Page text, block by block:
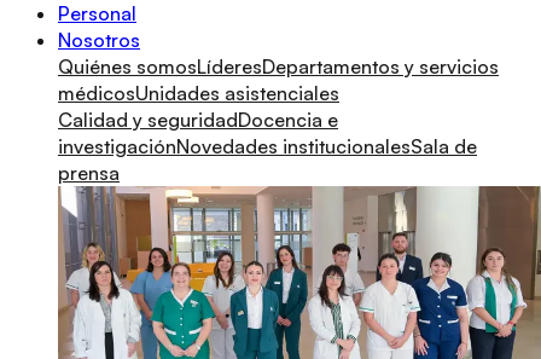
Personal
Nosotros
Quiénes somosLíderesDepartamentos y servicios
médicosUnidades asistenciales
Calidad y seguridadDocencia e
investigaciónNovedades institucionalesSala de
prensa